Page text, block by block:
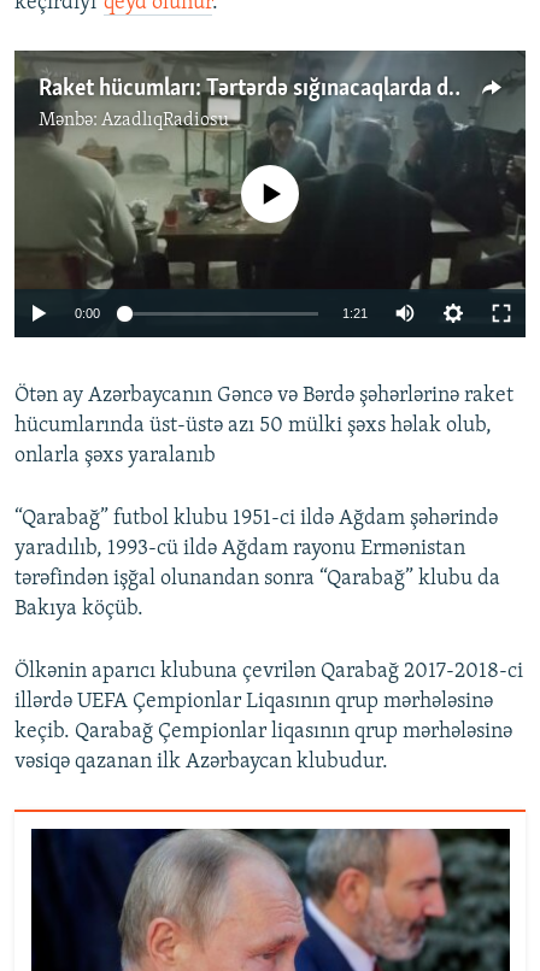
Raket hücumları: Tərtərdə sığınacaqlarda daldalananlar
Mənbə: AzadlıqRadiosu
Auto 240p 360p 480p
No media source currently available
0:00 1:21
360p
480p
1080p
Ötən ay Azərbaycanın Gəncə və Bərdə şəhərlərinə raket
hücumlarında üst-üstə azı 50 mülki şəxs həlak olub,
onlarla şəxs yaralanıb
“Qarabağ” futbol klubu 1951-ci ildə Ağdam şəhərində
yaradılıb, 1993-cü ildə Ağdam rayonu Ermənistan
tərəfindən işğal olunandan sonra “Qarabağ” klubu da
Bakıya köçüb.
Ölkənin aparıcı klubuna çevrilən Qarabağ 2017-2018-ci
illərdə UEFA Çempionlar Liqasının qrup mərhələsinə
keçib. Qarabağ Çempionlar liqasının qrup mərhələsinə
vəsiqə qazanan ilk Azərbaycan klubudur.